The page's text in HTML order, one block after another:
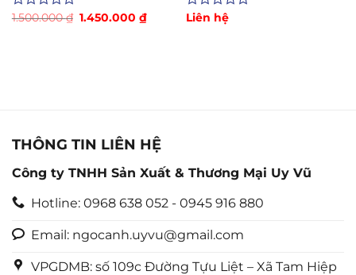
Được
1.500.000₫ Giá
1.450.000 ₫Giá
hiện
Được
Liên hệ
THÔNG TIN LIÊN HỆ
Công ty TNHH Sản Xuất & Thương Mại Uy Vũ
Hotline: 0968 638 052 - 0945 916 880
Email: ngocanh.uyvu@gmail.com
VPGDMB: số 109c Đường Tựu Liệt – Xã Tam Hiệp